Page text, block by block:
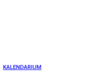
KALENDARIUM